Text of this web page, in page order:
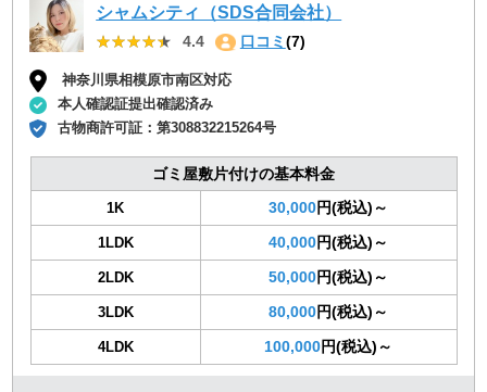
シャムシティ（SDS合同会社）
★★★★★
★★★★★ 4.4 口コミ (7)
神奈川県相模原市南区対応
本人確認証提出確認済み
古物商許可証：第308832215264号
ゴミ屋敷片付けの基本料金
1K 30,000円(税込)～
1LDK 40,000円(税込)～
2LDK 50,000円(税込)～
3LDK 80,000円(税込)～
4LDK 100,000円(税込)～